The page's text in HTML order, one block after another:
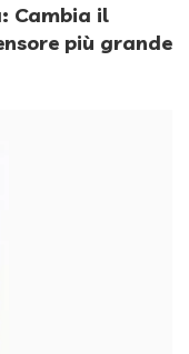
Cambia il
più grande